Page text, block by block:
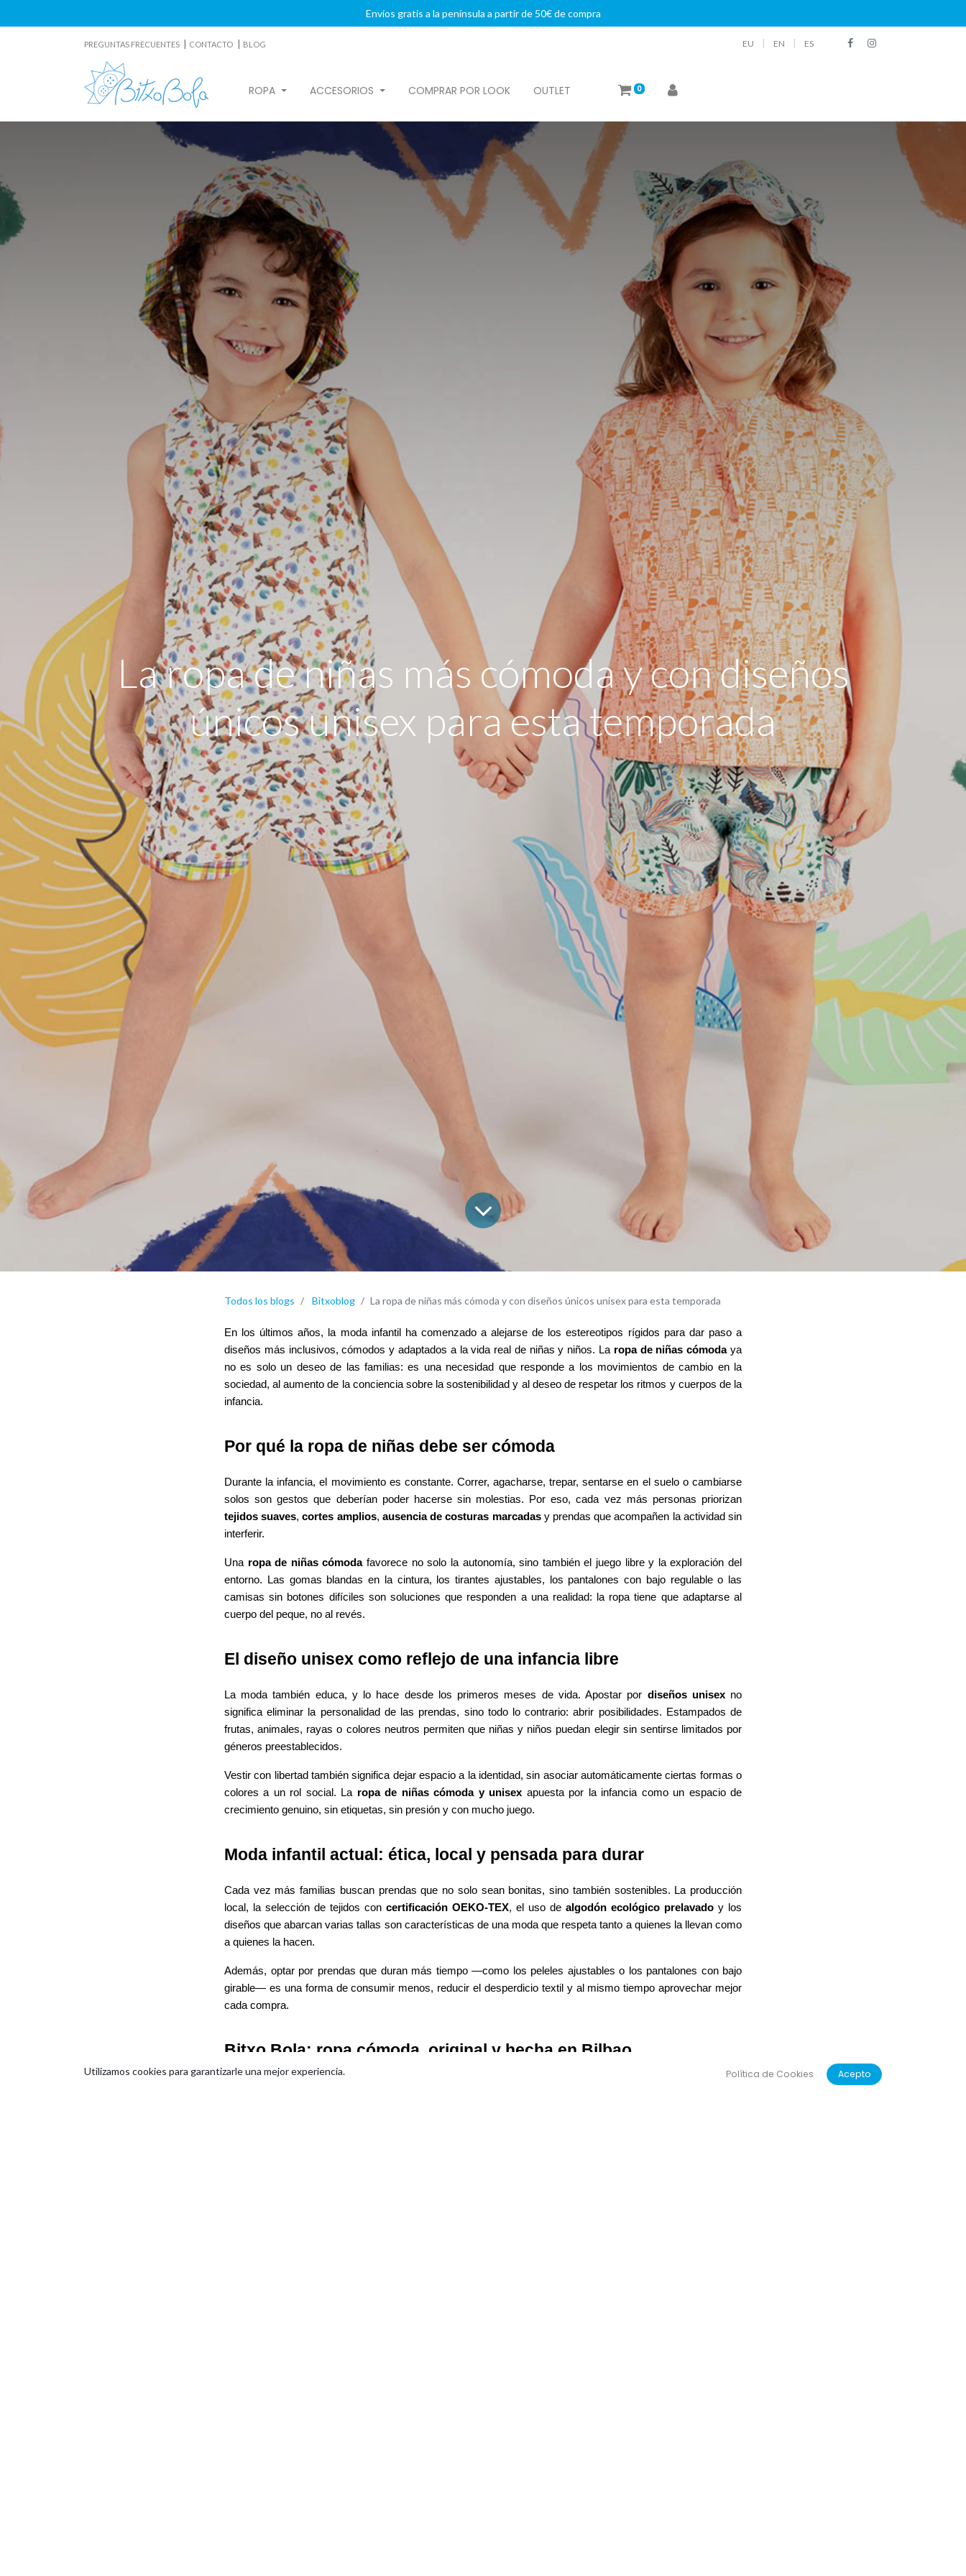
Envíos gratis a la península a partir de 50€ de compra
PREGUNTAS FRECUENTES | CONTACTO | BLOG EU EN ES
ROPA ACCESORIOS COMPRAR POR LOOK OUTLET 0
La ropa de niñas más cómoda y con diseños
únicos unisex para esta temporada
Todos los blogs Bitxoblog La ropa de niñas más cómoda y con diseños únicos unisex para esta temporada
En los últimos años, la moda infantil ha comenzado a alejarse de los estereotipos rígidos para dar paso a
diseños más inclusivos, cómodos y adaptados a la vida real de niñas y niños. La ropa de niñas cómodaya
no es solo un deseo de las familias: es una necesidad que responde a los movimientos de cambio en la
sociedad, al aumento de la conciencia sobre la sostenibilidad y al deseo de respetar los ritmos y cuerpos de la
infancia.
Por qué la ropa de niñas debe ser cómoda
Durante la infancia, el movimiento es constante. Correr, agacharse, trepar, sentarse en el suelo o cambiarse
solos son gestos que deberían poder hacerse sin molestias. Por eso, cada vez más personas priorizan
tejidos suaves,cortes amplios, ausencia de costuras marcadasy prendas que acompañen la actividad sin
interferir.
Una ropa de niñas cómodafavorece no solo la autonomía, sino también el juego libre y la exploración del
entorno. Las gomas blandas en la cintura, los tirantes ajustables, los pantalones con bajo regulable o las
camisas sin botones difíciles son soluciones que responden a una realidad: la ropa tiene que adaptarse al
cuerpo del peque, no al revés.
El diseño unisex como reflejo de una infancia libre
La moda también educa, y lo hace desde los primeros meses de vida. Apostar por diseños unisexno
significa eliminar la personalidad de las prendas, sino todo lo contrario: abrir posibilidades. Estampados de
frutas, animales, rayas o colores neutros permiten que niñas y niños puedan elegir sin sentirse limitados por
géneros preestablecidos.
Vestir con libertad también significa dejar espacio a la identidad, sin asociar automáticamente ciertas formas o
colores a un rol social. La ropa de niñas cómoda y unisex apuesta por la infancia como un espacio de
crecimiento genuino, sin etiquetas, sin presión y con mucho juego.
Moda infantil actual: ética, local y pensada para durar
Cada vez más familias buscan prendas que no solo sean bonitas, sino también sostenibles. La producción
local, la selección de tejidos con certificación OEKO-TEX, el uso de algodón ecológico prelavado y los
diseños que abarcan varias tallas son características de una moda que respeta tanto a quienes la llevan como
a quienes la hacen.
Además, optar por prendas que duran más tiempo —como los peleles ajustables o los pantalones con bajo
girable— es una forma de consumir menos, reducir el desperdicio textil y al mismo tiempo aprovechar mejor
cada compra.
Bitxo Bola: ropa cómoda, original y hecha en Bilbao
Utilizamos cookies para garantizarle una mejor experiencia. Política de Cookies Acepto